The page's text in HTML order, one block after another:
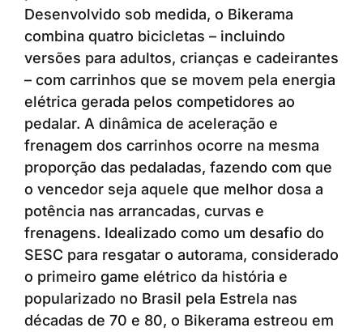
Desenvolvido sob medida, o Bikerama
combina quatro bicicletas – incluindo
versões para adultos, crianças e cadeirantes
– com carrinhos que se movem pela energia
elétrica gerada pelos competidores ao
pedalar. A dinâmica de aceleração e
frenagem dos carrinhos ocorre na mesma
proporção das pedaladas, fazendo com que
o vencedor seja aquele que melhor dosa a
potência nas arrancadas, curvas e
frenagens. Idealizado como um desafio do
SESC para resgatar o autorama, considerado
o primeiro game elétrico da história e
popularizado no Brasil pela Estrela nas
décadas de 70 e 80, o Bikerama estreou em